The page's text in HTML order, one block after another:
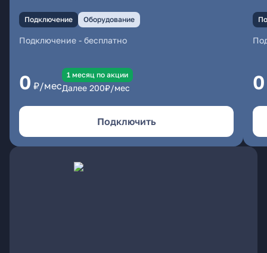
Подключение Оборудование
Подключение - бесплатно
0 ₽/мес
1 месяц по акции
Далее 200₽/мес
Подключить
0